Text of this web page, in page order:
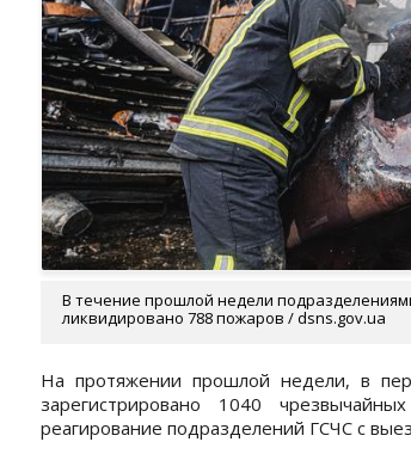
В течение прошлой недели
ликвидировано 788 пожаров / dsns.gov.ua
На протяжении прошлой недели, в
зарегистрировано 1040
реагирование подразделений ГСЧС с